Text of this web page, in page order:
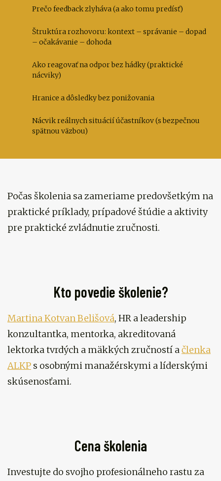
Prečo feedback zlyháva (a ako tomu predísť)
Štruktúra rozhovoru: kontext – správanie – dopad
– očakávanie – dohoda
Ako reagovať na odpor bez hádky (praktické
nácviky)
Hranice a dôsledky bez ponižovania
Nácvik reálnych situácií účastníkov (s bezpečnou
spätnou väzbou)
Počas školenia sa zameriame predovšetkým na
praktické príklady, prípadové štúdie a aktivity
pre praktické zvládnutie zručnosti.
Kto povedie školenie?
Martina Kotvan Belišová, HR a leadership
konzultantka, mentorka, akreditovaná
lektorka tvrdých a mäkkých zručností ačlenka
ALKP s osobnými manažérskymi a líderskými
skúsenosťami.
Cena školenia
Investujte do svojho profesionálneho rastu za